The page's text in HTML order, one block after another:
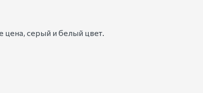
цена, серый и белый цвет.